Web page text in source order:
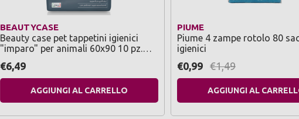
BEAUTYCASE
Beauty case pet tappetini igienici
"imparo" per animali 60x90 10 pz.
pavimento
€6,49
AGGIUNGI AL CARRELLO
PIUME
Piume 4 zampe rotolo 80
igienici
€0,99 €1,49
AGGIUNGI AL